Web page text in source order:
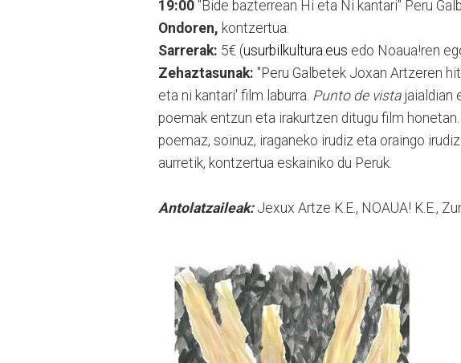
19:00 "Bide bazterrean Hi eta Ni kantari" Peru
Ondoren, kontzertua.
Sarrerak: 5€ (usurbilkultura.eus edo Noaua!ren
Zehaztasunak: "Peru Galbetek Joxan Artzeren
eta ni kantari' film laburra. Punto de vistajaialdian
poemak entzun eta irakurtzen ditugu film
poemaz, soinuz, iraganeko irudiz eta oraingo irudiz
aurretik, kontzertua eskainiko du Peruk.
Antolatzaileak: Jexux Artze K.E., NOAUA! K.E.,